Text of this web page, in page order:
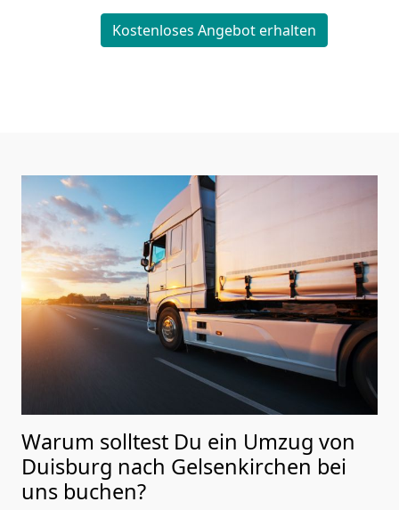
Kostenloses Angebot erhalten
Warum solltest Du ein Umzug von
Duisburg nach Gelsenkirchen bei
uns buchen?